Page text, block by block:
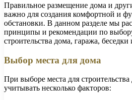
Правильное размещение дома и
важно для создания комфортной и
обстановки. В данном разделе мы
принципы и рекомендации по
строительства дома, гаража,
Выбор места для дома
При выборе места для
учитывать несколько факторов: